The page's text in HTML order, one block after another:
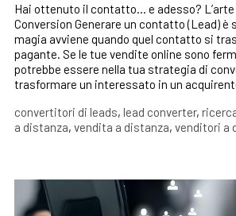
Hai ottenuto il contatto… e adesso? L’arte
Conversion Generare un contatto (Lead) è
magia avviene quando quel contatto si
pagante. Se le tue vendite online sono
potrebbe essere nella tua strategia di
trasformare un interessato in un
convertitori di leads, lead converter,
a distanza, vendita a distanza, venditori a